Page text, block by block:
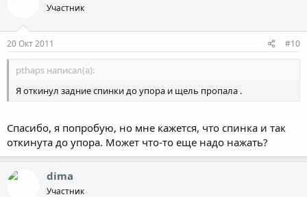
Участник
20 Окт 2011 #10
pthaps написал(а):
Я откинул задние спинки до упора и щель пропала .
Спасибо, я попробую, но мне кажется, что спинка и так
откинута до упора. Может что-то еще надо нажать?
dima
Участник